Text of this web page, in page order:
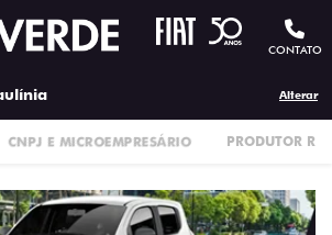
CONTATO
Alterar
CNPJ E MICROEMPRESÁRIO PRODUTOR